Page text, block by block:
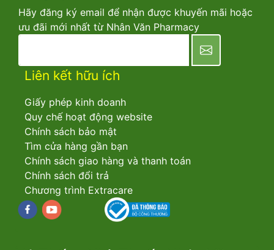
Hãy đăng ký email để nhận được khuyến mãi hoặc
ưu đãi mới nhất từ Nhân Văn Pharmacy
Liên kết hữu ích
Giấy phép kinh doanh
Quy chế hoạt động website
Chính sách bảo mật
Tìm cửa hàng gần bạn
Chính sách giao hàng và thanh toán
Chính sách đổi trả
Chương trình Extracare
Facebookyoutube